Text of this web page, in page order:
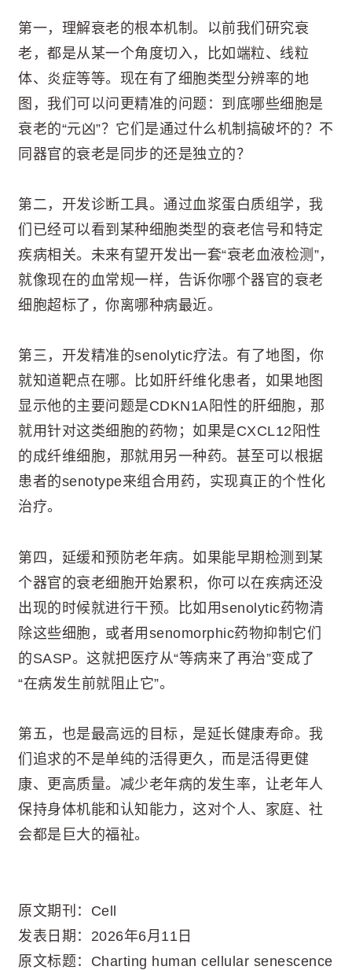
第一，理解衰老的根本机制。以前我们研究衰
老，都是从某一个角度切入，比如端粒、线粒
体、炎症等等。现在有了细胞类型分辨率的地
图，我们可以问更精准的问题：到底哪些细胞是
衰老的“元凶”？它们是通过什么机制搞破坏的？不
同器官的衰老是同步的还是独立的？
第二，开发诊断工具。通过血浆蛋白质组学，我
们已经可以看到某种细胞类型的衰老信号和特定
疾病相关。未来有望开发出一套“衰老血液检测”，
就像现在的血常规一样，告诉你哪个器官的衰老
细胞超标了，你离哪种病最近。
第三，开发精准的senolytic疗法。有了地图，你
就知道靶点在哪。比如肝纤维化患者，如果地图
显示他的主要问题是CDKN1A阳性的肝细胞，那
就用针对这类细胞的药物；如果是CXCL12阳性
的成纤维细胞，那就用另一种药。甚至可以根据
患者的senotype来组合用药，实现真正的个性化
治疗。
第四，延缓和预防老年病。如果能早期检测到某
个器官的衰老细胞开始累积，你可以在疾病还没
出现的时候就进行干预。比如用senolytic药物清
除这些细胞，或者用senomorphic药物抑制它们
的SASP。这就把医疗从“等病来了再治”变成了
“在病发生前就阻止它”。
第五，也是最高远的目标，是延长健康寿命。我
们追求的不是单纯的活得更久，而是活得更健
康、更高质量。减少老年病的发生率，让老年人
保持身体机能和认知能力，这对个人、家庭、社
会都是巨大的福祉。
原文期刊：Cell
发表日期：2026年6月11日
原文标题：Charting human cellular senescence